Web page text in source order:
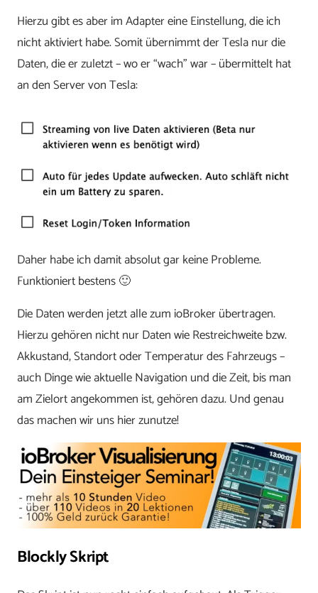
Hierzu gibt es aber im Adapter eine Einstellung, die ich
nicht aktiviert habe. Somit übernimmt der Tesla nur die
Daten, die er zuletzt – wo er “wach” war – übermittelt hat
an den Server von Tesla:
Daher habe ich damit absolut gar keine Probleme.
Funktioniert bestens 🙂
Die Daten werden jetzt alle zum ioBroker übertragen.
Hierzu gehören nicht nur Daten wie Restreichweite bzw.
Akkustand, Standort oder Temperatur des Fahrzeugs –
auch Dinge wie aktuelle Navigation und die Zeit, bis man
am Zielort angekommen ist, gehören dazu. Und genau
das machen wir uns hier zunutze!
Blockly Skript